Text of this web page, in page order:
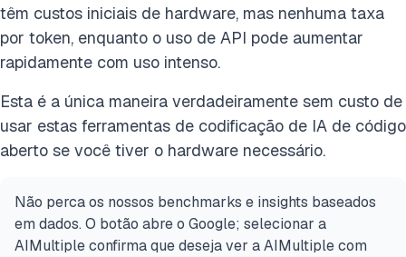
têm custos iniciais de hardware, mas nenhuma taxa
por token, enquanto o uso de API pode aumentar
rapidamente com uso intenso.
Esta é a única maneira verdadeiramente sem custo de
usar estas ferramentas de codificação de IA de código
aberto se você tiver o hardware necessário.
Não perca os nossos benchmarks e insights baseados
em dados. O botão abre o Google; selecionar a
AIMultiple confirma que deseja ver a AIMultiple com